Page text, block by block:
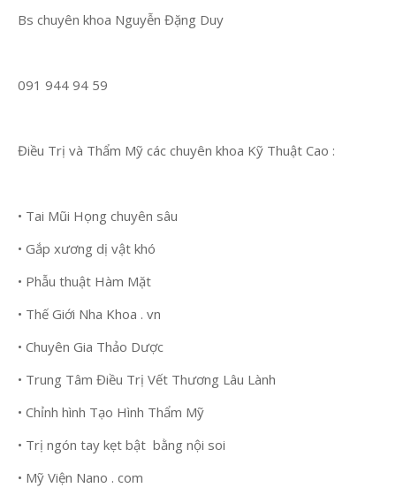
Bs chuyên khoa Nguyễn Đặng Duy
091 944 94 59
Điều Trị và Thẩm Mỹ các chuyên khoa Kỹ Thuật Cao :
• Tai Mũi Họng chuyên sâu
• Gắp xương dị vật khó
• Phẫu thuật Hàm Mặt
• Thế Giới Nha Khoa . vn
• Chuyên Gia Thảo Dược
• Trung Tâm Điều Trị Vết Thương Lâu Lành
• Chỉnh hình Tạo Hình Thẩm Mỹ
• Trị ngón tay kẹt bật bằng nội soi
• Mỹ Viện Nano . com